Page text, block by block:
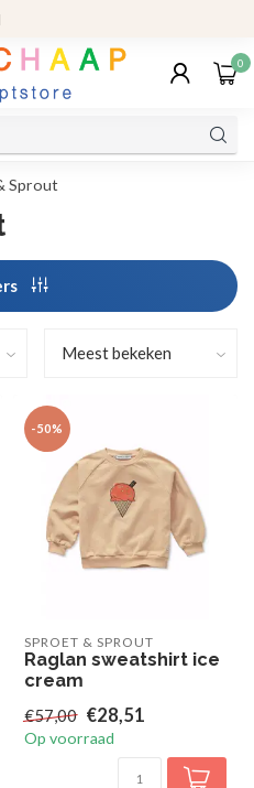
0
Sprout
-50%
SPROET & SPROUT
Raglan sweatshirt ice
cream
€57,00 €28,51
Op voorraad